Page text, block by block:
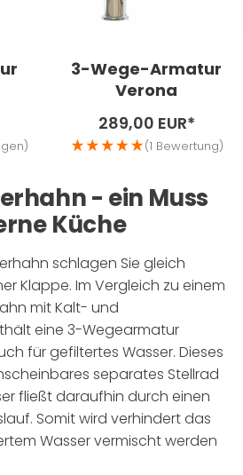
3-Wege-Armatur
Verona
Angebotspreis
289,00 EUR*
(1 Bewertung)
- ein Muss
Küche
schlagen Sie gleich
Klappe. Im Vergleich zu einem
mit Kalt- und
eine 3-Wegearmatur
für gefiltertes Wasser. Dieses
separates Stellrad
fließt daraufhin durch einen
Somit wird verhindert das
Wasser vermischt werden